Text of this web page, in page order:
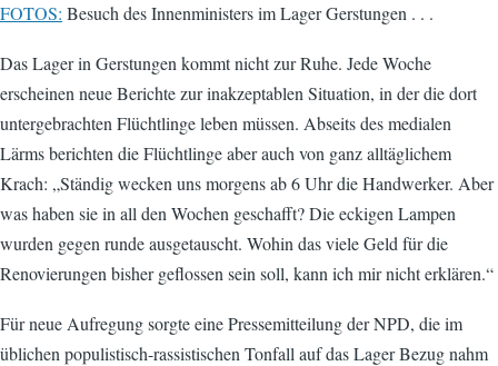
FOTOS: Besuch des Innenministers im Lager Gerstungen . . .
Das Lager in Gerstungen kommt nicht zur Ruhe. Jede Woche
erscheinen neue Berichte zur inakzeptablen Situation, in der die dort
untergebrachten Flüchtlinge leben müssen. Abseits des medialen
Lärms berichten die Flüchtlinge aber auch von ganz alltäglichem
Krach: „Ständig wecken uns morgens ab 6 Uhr die Handwerker. Aber
was haben sie in all den Wochen geschafft? Die eckigen Lampen
wurden gegen runde ausgetauscht. Wohin das viele Geld für die
Renovierungen bisher geflossen sein soll, kann ich mir nicht erklären.“
Für neue Aufregung sorgte eine Pressemitteilung der NPD, die im
üblichen populistisch-rassistischen Tonfall auf das Lager Bezug nahm